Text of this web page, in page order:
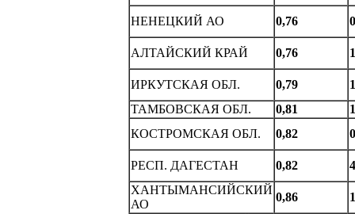
НЕНЕЦКИЙ АО 0,76
АЛТАЙСКИЙ КРАЙ 0,76
ИРКУТСКАЯ ОБЛ. 0,79
ТАМБОВСКАЯ ОБЛ.
0,81
КОСТРОМСКАЯ ОБЛ.
0,82
РЕСП. ДАГЕСТАH 0,82
ХАНТЫМАНСИЙСКИЙ
АО
0,86